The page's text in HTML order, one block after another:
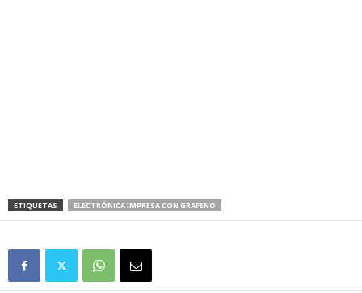
ETIQUETAS ELECTRÓNICA IMPRESA CON GRAFENO